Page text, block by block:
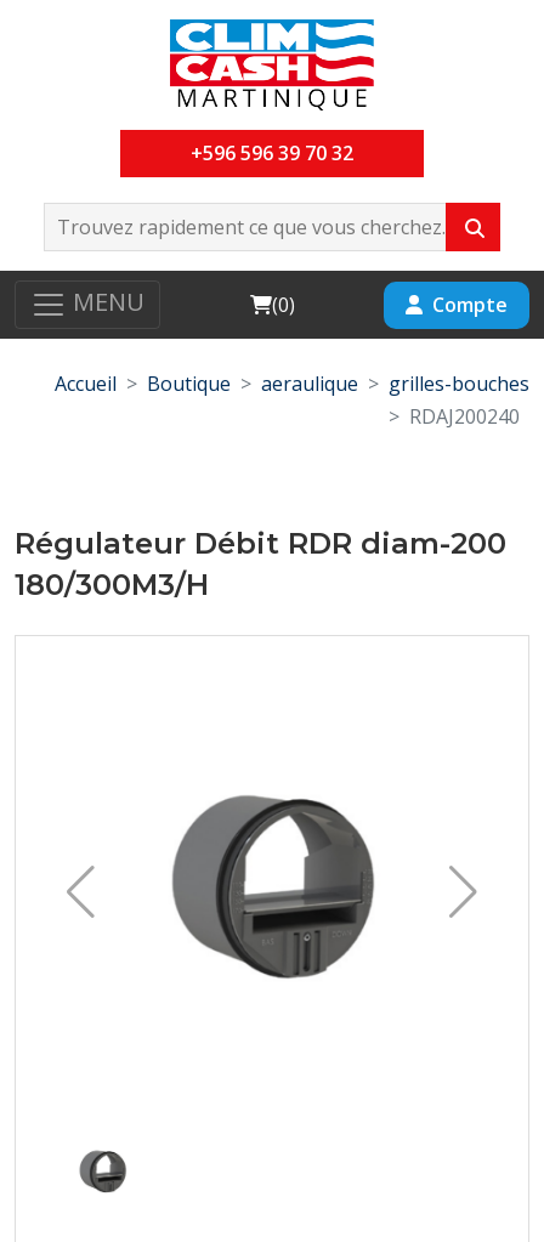
+596 596 39 70 32
MENU Cart
(0) Compte
Accueil Boutique aeraulique
grilles-bouches
RDAJ200240
Régulateur Débit RDR diam-200
180/300M3/H